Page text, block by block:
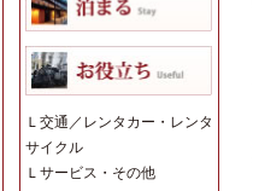
Ｌ 交通／レンタカー・レンタ
サイクル
Ｌ サービス・その他